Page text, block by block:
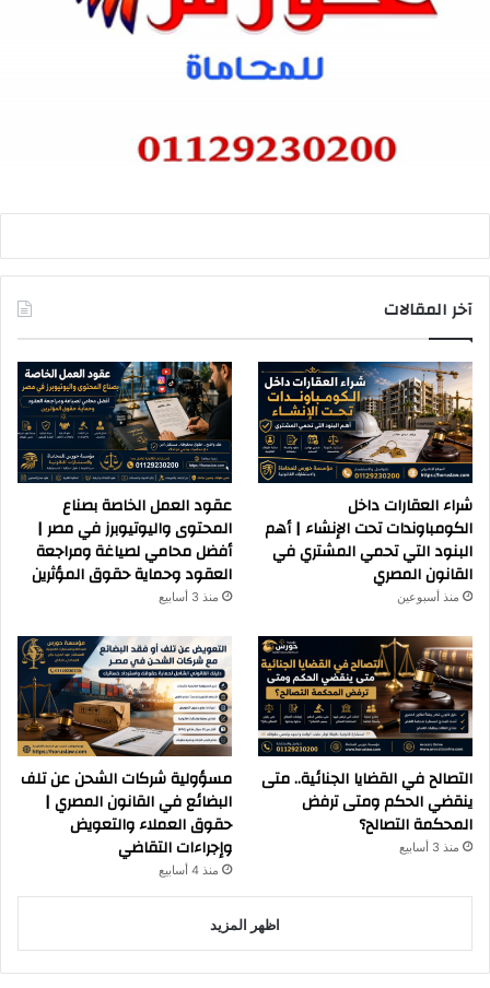
آخر المقالات
شراء العقارات داخل
الكومباوندات تحت الإنشاء | أهم
البنود التي تحمي المشتري في
القانون المصري
منذ أسبوعين
عقود العمل الخاصة بصناع
المحتوى واليوتيوبرز في مصر |
أفضل محامي لصياغة ومراجعة
العقود وحماية حقوق المؤثرين
منذ 3 أسابيع
التصالح في القضايا الجنائية.. متى
ينقضي الحكم ومتى ترفض
المحكمة التصالح؟
منذ 3 أسابيع
مسؤولية شركات الشحن عن تلف
البضائع في القانون المصري |
حقوق العملاء والتعويض
وإجراءات التقاضي
منذ 4 أسابيع
اظهر المزيد